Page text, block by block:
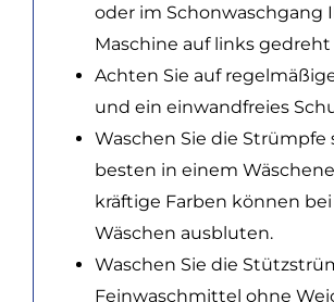
oder im Schonwaschgang
Maschine auf links gedreht
Achten Sie auf
und ein einwandfreies
Waschen Sie die Strümpfe
besten in einem
kräftige Farben können
Wäschen ausbluten.
Waschen Sie die
Feinwaschmittel ohne